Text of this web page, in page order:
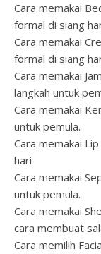
Cara memakai
formal di siang
Cara memakai
formal di siang
Cara memakai
langkah untuk
Cara memakai
untuk pemula.
Cara memakai
hari
Cara memakai
untuk pemula.
Cara memakai
cara membuat
Cara memilih